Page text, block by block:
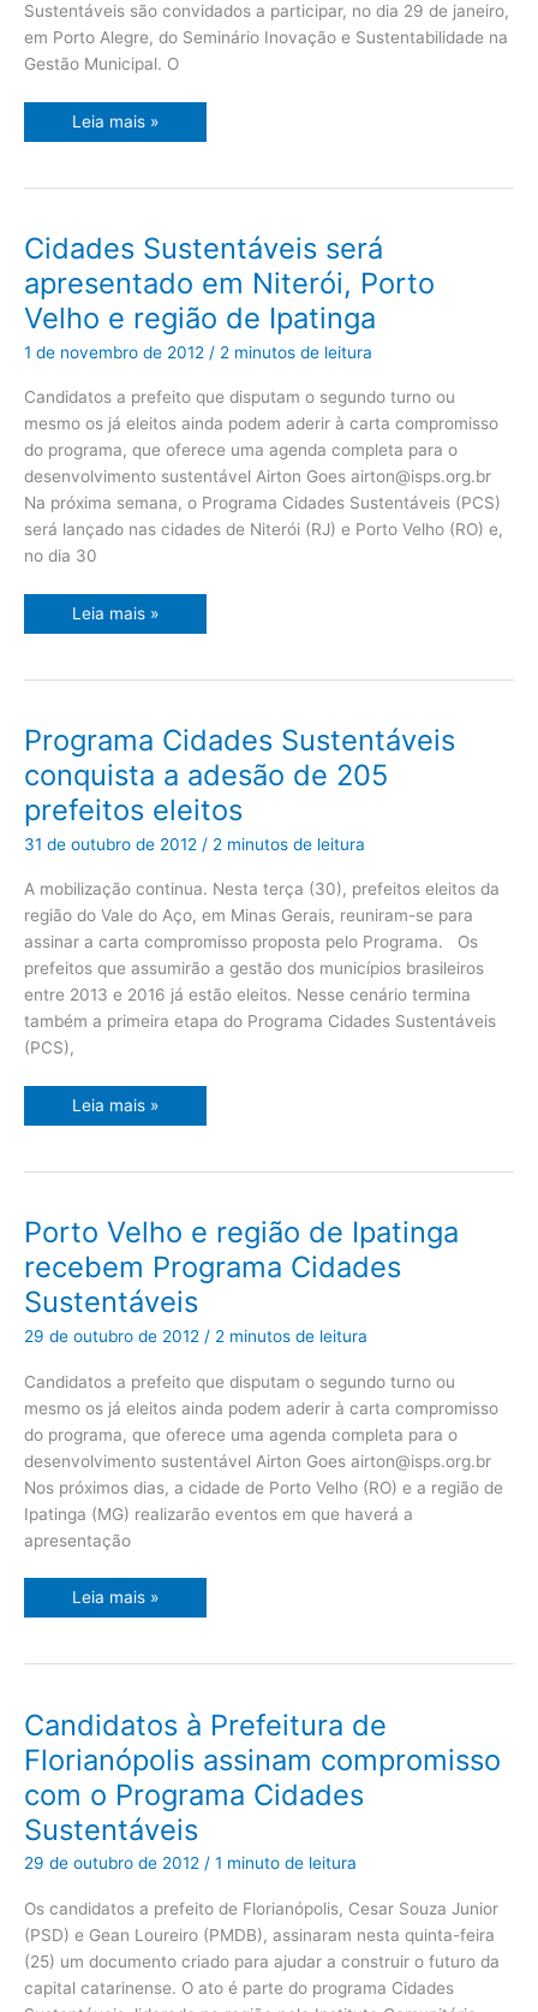
Sustentáveis são convidados a participar, no dia 29 de janeiro,
em Porto Alegre, do Seminário Inovação e Sustentabilidade na
Gestão Municipal. O
Leia mais »
Cidades Sustentáveis será
apresentado em Niterói, Porto
Velho e região de Ipatinga
1 de novembro de 2012 / 2 minutos de leitura
Candidatos a prefeito que disputam o segundo turno ou
mesmo os já eleitos ainda podem aderir à carta compromisso
do programa, que oferece uma agenda completa para o
desenvolvimento sustentável Airton Goes airton@isps.org.br
Na próxima semana, o Programa Cidades Sustentáveis (PCS)
será lançado nas cidades de Niterói (RJ) e Porto Velho (RO) e,
no dia 30
Cidades
Sustentáveis
apresentado
em
Niterói,
Porto
Velho
e
de
Ipatinga
Leia mais »
Programa Cidades Sustentáveis
conquista a adesão de 205
prefeitos eleitos
31 de outubro de 2012 / 2 minutos de leitura
A mobilização continua. Nesta terça (30), prefeitos eleitos da
região do Vale do Aço, em Minas Gerais, reuniram-se para
assinar a carta compromisso proposta pelo Programa. Os
prefeitos que assumirão a gestão dos municípios brasileiros
entre 2013 e 2016 já estão eleitos. Nesse cenário termina
também a primeira etapa do Programa Cidades Sustentáveis
(PCS),
Programa
Cidades
Sustentáveis
conquista
a
adesão
de
205
prefeitos
Leia mais »
Porto Velho e região de Ipatinga
recebem Programa Cidades
Sustentáveis
29 de outubro de 2012 / 2 minutos de leitura
Candidatos a prefeito que disputam o segundo turno ou
mesmo os já eleitos ainda podem aderir à carta compromisso
do programa, que oferece uma agenda completa para o
desenvolvimento sustentável Airton Goes airton@isps.org.br
Nos próximos dias, a cidade de Porto Velho (RO) e a região de
Ipatinga (MG) realizarão eventos em que haverá a
apresentação
Porto
Velho
região
de
Ipatinga
recebem
Programa
Cidades
Leia mais »
Candidatos à Prefeitura de
Florianópolis assinam compromisso
com o Programa Cidades
Sustentáveis
29 de outubro de 2012 / 1 minuto de leitura
Os candidatos a prefeito de Florianópolis, Cesar Souza Junior
(PSD) e Gean Loureiro (PMDB), assinaram nesta quinta-feira
(25) um documento criado para ajudar a construir o futuro da
capital catarinense. O ato é parte do programa Cidades
Candidatos
à
Prefeitura
de
Florianópolis
assinam
compromisso
com
o
Programa
Cidades